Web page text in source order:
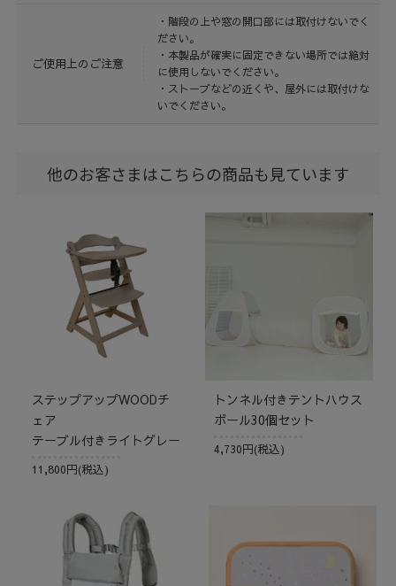
ご使用上のご注意
・階段の上や窓の開口部には取付けないでく
ださい。
・本製品が確実に固定できない場所では絶対
に使用しないでください。
・ストーブなどの近くや、屋外には取付けな
いでください。
他のお客さまはこちらの商品も見ています
ステップアップWOODチ
ェア
テーブル付きライトグレー
11,800円(税込)
トンネル付きテントハウス
ボール30個セット
4,730円(税込)